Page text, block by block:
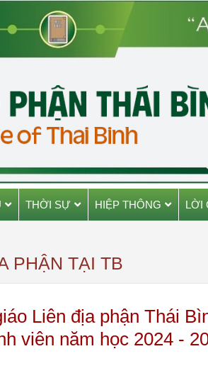
THỜI SỰ HIỆP THÔNG LỜI
PHẬN TẠI TB
Liên địa phận Thái
viên năm học 2024 -